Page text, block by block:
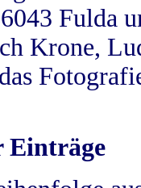
Fulda
Krone,
Einträge